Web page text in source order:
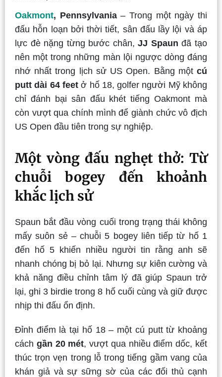
Oakmont, Pennsylvania– Trong một ngày thi
đấu hỗn loạn bởi thời tiết, sân đấu lầy lội và áp
lực đè nặng từng bước chân,JJ Spaun đã tạo
nên một trong những màn lội ngược dòng đáng
nhớ nhất trong lịch sử US Open. Bằng một cú
putt dài 64 feetở hố 18, golfer người Mỹ không
chỉ đánh bại sân đấu khét tiếng Oakmont mà
còn vượt qua chính mình để giành chức vô địch
US Open đầu tiên trong sự nghiệp.
Một vòng đấu nghẹt thở: Từ
chuỗi bogey đến khoảnh
khắc lịch sử
Spaun bắt đầu vòng cuối trong trạng thái không
mấy suôn sẻ – chuỗi 5 bogey liên tiếp từ hố 1
đến hố 5 khiến nhiều người tin rằng anh sẽ
nhanh chóng bị bỏ lại. Nhưng sự kiên cường và
khả năng điều chỉnh tâm lý đã giúp Spaun trở
lại, ghi 3 birdie trong 8 hố cuối cùng và giữ được
nhịp thi đấu ổn định.
Đỉnh điểm là tại hố 18 – một cú putt từ khoảng
cách gần 20 mét, vượt qua nhiều điểm dốc, kết
thúc trọn vẹn trong lỗ trong tiếng gầm vang của
khán giả và sự sững sờ của các đối thủ cạnh